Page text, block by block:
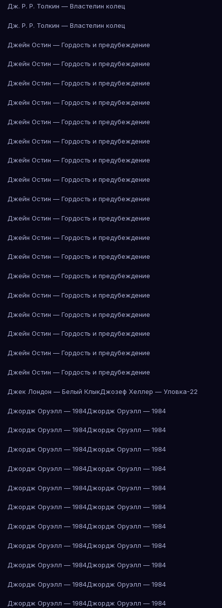
Дж. Р. Р. Толкин — Властелин колец
Дж. Р. Р. Толкин — Властелин колец
Джейн Остин — Гордость и предубеждение
Джейн Остин — Гордость и предубеждение
Джейн Остин — Гордость и предубеждение
Джейн Остин — Гордость и предубеждение
Джейн Остин — Гордость и предубеждение
Джейн Остин — Гордость и предубеждение
Джейн Остин — Гордость и предубеждение
Джейн Остин — Гордость и предубеждение
Джейн Остин — Гордость и предубеждение
Джейн Остин — Гордость и предубеждение
Джейн Остин — Гордость и предубеждение
Джейн Остин — Гордость и предубеждение
Джейн Остин — Гордость и предубеждение
Джейн Остин — Гордость и предубеждение
Джейн Остин — Гордость и предубеждение
Джейн Остин — Гордость и предубеждение
Джейн Остин — Гордость и предубеждение
Джейн Остин — Гордость и предубеждение
Джек Лондон — Белый КлыкДжозеф Хеллер — Уловка-22
Джордж Оруэлл — 1984Джордж Оруэлл — 1984
Джордж Оруэлл — 1984Джордж Оруэлл — 1984
Джордж Оруэлл — 1984Джордж Оруэлл — 1984
Джордж Оруэлл — 1984Джордж Оруэлл — 1984
Джордж Оруэлл — 1984Джордж Оруэлл — 1984
Джордж Оруэлл — 1984Джордж Оруэлл — 1984
Джордж Оруэлл — 1984Джордж Оруэлл — 1984
Джордж Оруэлл — 1984Джордж Оруэлл — 1984
Джордж Оруэлл — 1984Джордж Оруэлл — 1984
Джордж Оруэлл — 1984Джордж Оруэлл — 1984
Джордж Оруэлл — 1984Джордж Оруэлл — 1984